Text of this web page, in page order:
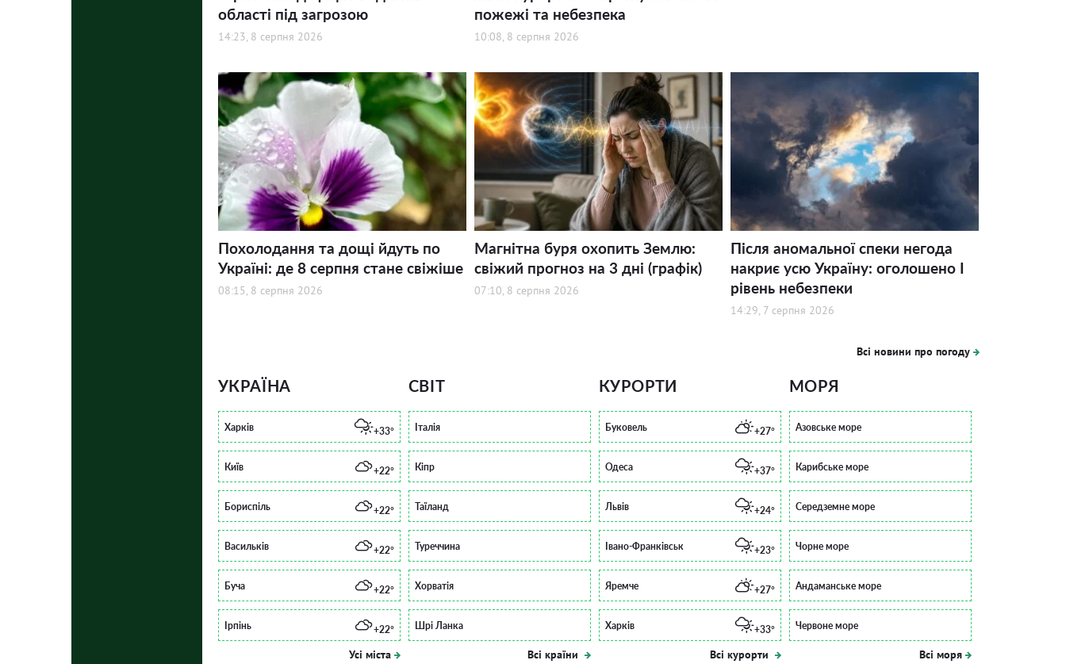
області під загрозою
14:23, 8 серпня 2026
пожежі та небезпека
10:08, 8 серпня 2026
Похолодання та дощі йдуть по
Україні: де 8 серпня стане свіжіше
08:15, 8 серпня 2026
Магнітна буря охопить Землю:
свіжий прогноз на 3 дні (графік)
07:10, 8 серпня 2026
Після аномальної спеки негода
накриє усю Україну: оголошено І
рівень небезпеки
14:29, 7 серпня 2026
Всі новини про погоду
УКРАЇНА
Харків +33°
Київ +22°
Бориспіль +22°
Васильків +22°
Буча +22°
Ірпінь +22°
Усі міста
СВІТ
Італія
Кіпр
Таїланд
Туреччина
Хорватія
Шрі Ланка
Всі країни
КУРОРТИ
Буковель +27°
Одеса +37°
Львів +24°
Івано-Франківськ +23°
Яремче +27°
Харків +33°
Всі курорти
МОРЯ
Азовське море
Карибське море
Середземне море
Чорне море
Андаманське море
Червоне море
Всі моря